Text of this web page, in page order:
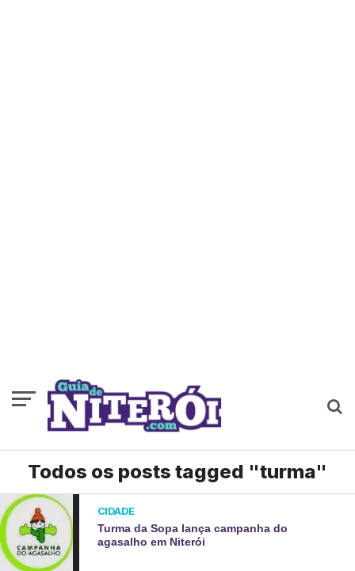
Todos os posts tagged "turma"
CIDADE
Turma da Sopa lança campanha do
agasalho em Niterói